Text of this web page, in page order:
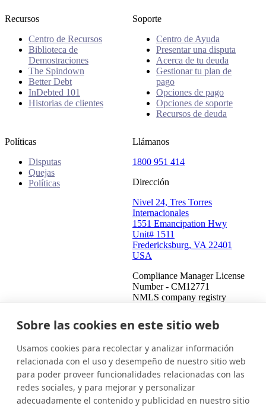
Recursos
Centro de Recursos
Biblioteca de
Demostraciones
The Spindown
Better Debt
InDebted 101
Historias de clientes
Soporte
Centro de Ayuda
Presentar una disputa
Acerca de tu deuda
Gestionar tu plan de
pago
Opciones de pago
Opciones de soporte
Recursos de deuda
Políticas
Disputas
Quejas
Políticas
Llámanos
1800 951 414
Dirección
Nivel 24, Tres Torres
Internacionales
1551 Emancipation Hwy
Unit# 1511
Fredericksburg, VA 22401
USA
Compliance Manager License
Number - CM12771
NMLS company registry
Compliance Manager NMLS
registry number - 2459771
Estados Unidos (Español)
Ponte en contacto
Iniciar sesión
Este es un intento de cobrar una deuda y cualquier información
obtenida se utilizará para tal fin. Esta comunicación proviene de
un cobrador de deudas.
Sobre las cookies en este sitio web
Usamos cookies para recolectar y analizar información
relacionada con el uso y desempeño de nuestro sitio web
para poder proveer funcionalidades relacionadas con las
redes sociales, y para mejorar y personalizar
adecuadamente el contenido y publicidad en nuestro sitio